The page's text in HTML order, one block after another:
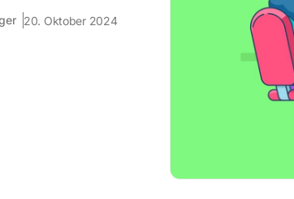
20. Oktober 2024